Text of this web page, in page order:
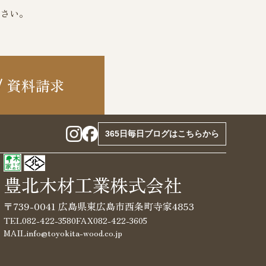
い。
資料請求
365日毎日ブログはこちらから
豊北木材工業株式会社
〒739-0041 広島県東広島市西条町寺家4853
TEL082-422-3580FAX082-422-3605
MAILinfo@toyokita-wood.co.jp